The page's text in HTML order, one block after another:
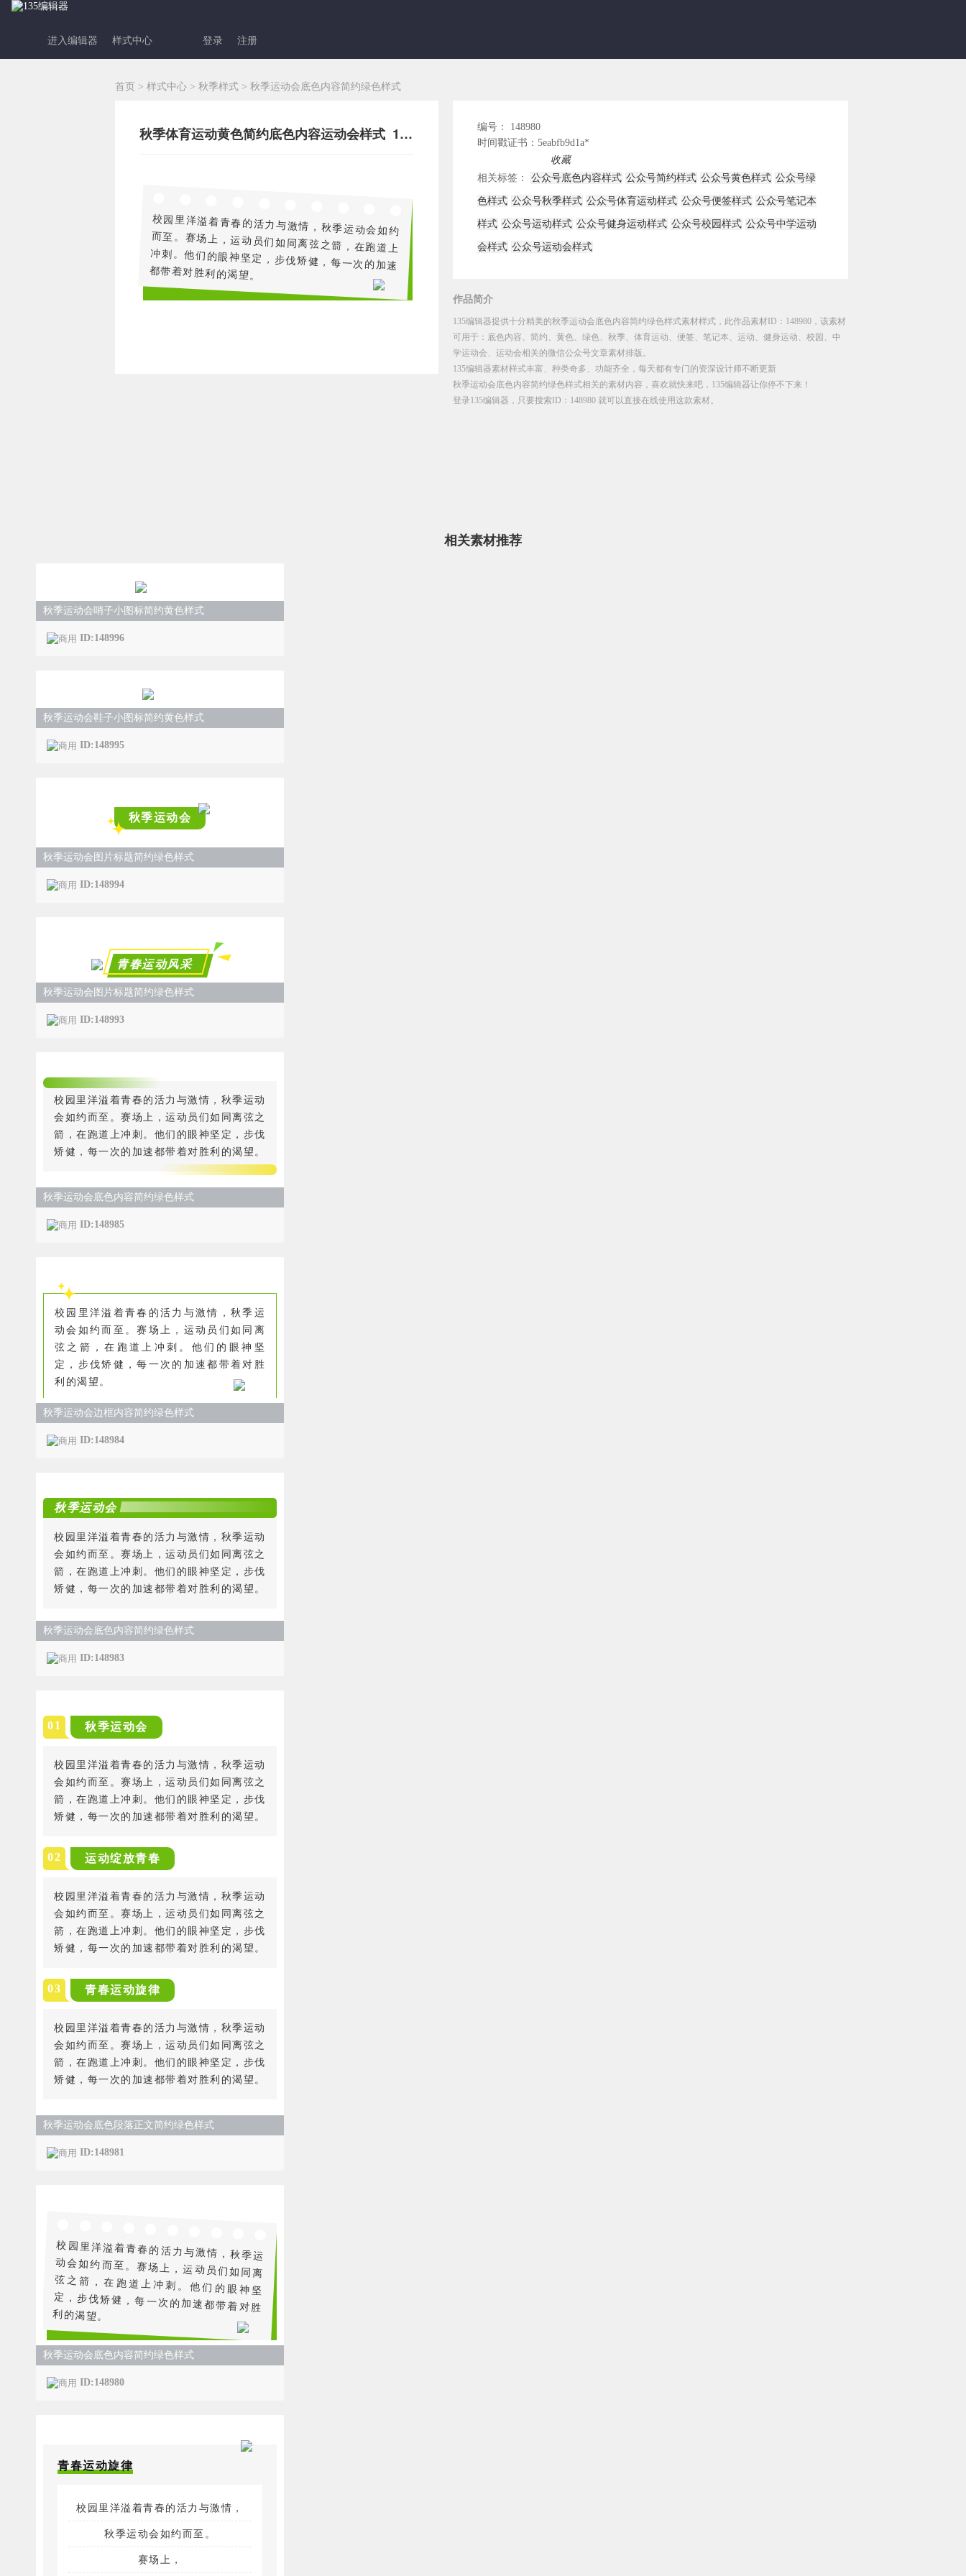
进入编辑器 样式中心 登录 注册
首页 > 样式中心 > 秋季样式 > 秋季运动会底色内容简约绿色样式
秋季体育运动黄色简约底色内容运动会样式 148980
校园里洋溢着青春的活力与激情，秋季运动会如约
而至。赛场上，运动员们如同离弦之箭，在跑道上
冲刺。他们的眼神坚定，步伐矫健，每一次的加速
都带着对胜利的渴望。
编号： 148980
时间戳证书：5eabfb9d1a*
收藏
相关标签： 公众号底色内容样式 公众号简约样式 公众号黄色样式 公众号绿
色样式 公众号秋季样式 公众号体育运动样式 公众号便签样式 公众号笔记本
样式 公众号运动样式 公众号健身运动样式 公众号校园样式 公众号中学运动
会样式 公众号运动会样式
作品简介
135编辑器提供十分精美的秋季运动会底色内容简约绿色样式素材样式，此作品素材ID：148980，该素材
可用于：底色内容、简约、黄色、绿色、秋季、体育运动、便签、笔记本、运动、健身运动、校园、中
学运动会、运动会相关的微信公众号文章素材排版。
135编辑器素材样式丰富、种类奇多、功能齐全，每天都有专门的资深设计师不断更新
秋季运动会底色内容简约绿色样式相关的素材内容，喜欢就快来吧，135编辑器让你停不下来！
登录135编辑器，只要搜索ID：148980 就可以直接在线使用这款素材。
相关素材推荐
秋季运动会哨子小图标简约黄色样式
ID:148996
秋季运动会鞋子小图标简约黄色样式
ID:148995
秋季运动会
秋季运动会图片标题简约绿色样式
ID:148994
青春运动风采
秋季运动会图片标题简约绿色样式
ID:148993
校园里洋溢着青春的活力与激情，秋季运动
会如约而至。赛场上，运动员们如同离弦之
箭，在跑道上冲刺。他们的眼神坚定，步伐
矫健，每一次的加速都带着对胜利的渴望。
秋季运动会底色内容简约绿色样式
ID:148985
校园里洋溢着青春的活力与激情，秋季运
动会如约而至。赛场上，运动员们如同离
弦之箭，在跑道上冲刺。他们的眼神坚
定，步伐矫健，每一次的加速都带着对胜
利的渴望。
秋季运动会边框内容简约绿色样式
ID:148984
秋季运动会
校园里洋溢着青春的活力与激情，秋季运动
会如约而至。赛场上，运动员们如同离弦之
箭，在跑道上冲刺。他们的眼神坚定，步伐
矫健，每一次的加速都带着对胜利的渴望。
秋季运动会底色内容简约绿色样式
ID:148983
01 秋季运动会
校园里洋溢着青春的活力与激情，秋季运动
会如约而至。赛场上，运动员们如同离弦之
箭，在跑道上冲刺。他们的眼神坚定，步伐
矫健，每一次的加速都带着对胜利的渴望。
02 运动绽放青春
校园里洋溢着青春的活力与激情，秋季运动
会如约而至。赛场上，运动员们如同离弦之
箭，在跑道上冲刺。他们的眼神坚定，步伐
矫健，每一次的加速都带着对胜利的渴望。
03 青春运动旋律
校园里洋溢着青春的活力与激情，秋季运动
会如约而至。赛场上，运动员们如同离弦之
箭，在跑道上冲刺。他们的眼神坚定，步伐
矫健，每一次的加速都带着对胜利的渴望。
秋季运动会底色段落正文简约绿色样式
ID:148981
校园里洋溢着青春的活力与激情，秋季运
动会如约而至。赛场上，运动员们如同离
弦之箭，在跑道上冲刺。他们的眼神坚
定，步伐矫健，每一次的加速都带着对胜
利的渴望。
秋季运动会底色内容简约绿色样式
ID:148980
青春运动旋律
校园里洋溢着青春的活力与激情，
秋季运动会如约而至。
赛场上，